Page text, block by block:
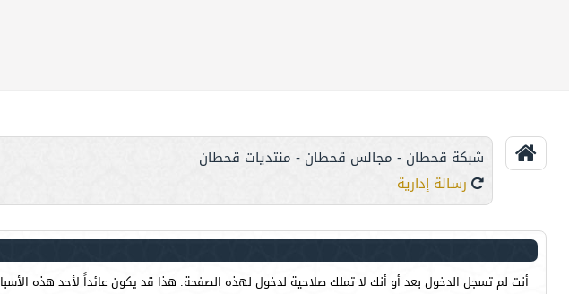
شبكة قحطان - مجالس قحطان - منتديات قحطان
رسالة إدارية
أنت لم تسجل الدخول بعد أو أنك لا تملك صلاحية لدخول لهذه الصفحة. هذا قد يكون عائداً لأحد هذه